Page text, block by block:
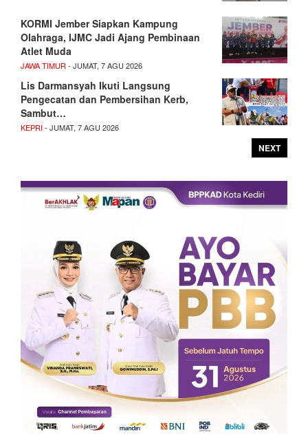
KORMI Jember Siapkan Kampung
Olahraga, IJMC Jadi Ajang Pembinaan
Atlet Muda
JAWA TIMUR- JUMAT, 7 AGU 2026
Lis Darmansyah Ikuti Langsung
Pengecatan dan Pembersihan Kerb,
Sambut…
KEPRI- JUMAT, 7 AGU 2026
NEXT